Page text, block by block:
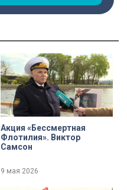
Акция «Бессмертная
Флотилия». Виктор
Самсон
9 мая 2026